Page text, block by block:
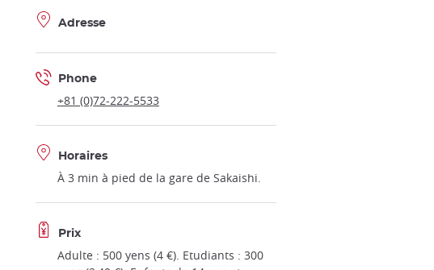
Adresse
Phone
+81 (0)72-222-5533
Horaires
À 3 min à pied de la gare de Sakaishi.
Prix
Adulte : 500 yens (4 €). Etudiants : 300